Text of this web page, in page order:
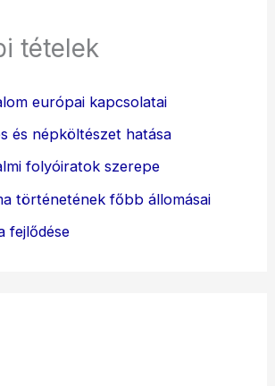
tételek
európai kapcsolatai
és népköltészet hatása
folyóiratok szerepe
történetének főbb állomásai
fejlődése